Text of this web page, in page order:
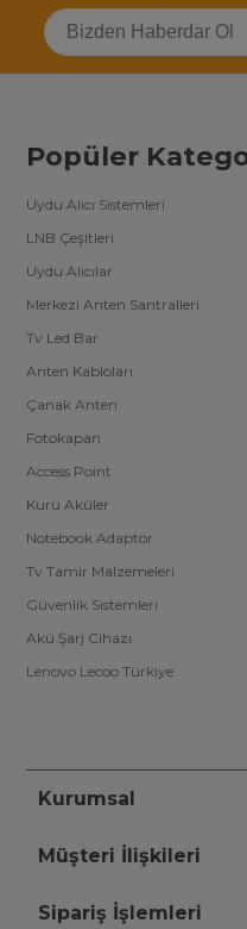
Popüler
Uydu Alıcı Sistemleri
LNB Çeşitleri
Uydu Alıcılar
Merkezi Anten Santralleri
Tv Led Bar
Anten Kabloları
Çanak Anten
Fotokapan
Access Point
Kuru Aküler
Notebook Adaptör
Tv Tamir Malzemeleri
Güvenlik Sistemleri
Akü Şarj Cihazı
Lenovo Lecoo Türkiye
Kurumsal
Müşteri İlişkileri
Sipariş İşlemleri